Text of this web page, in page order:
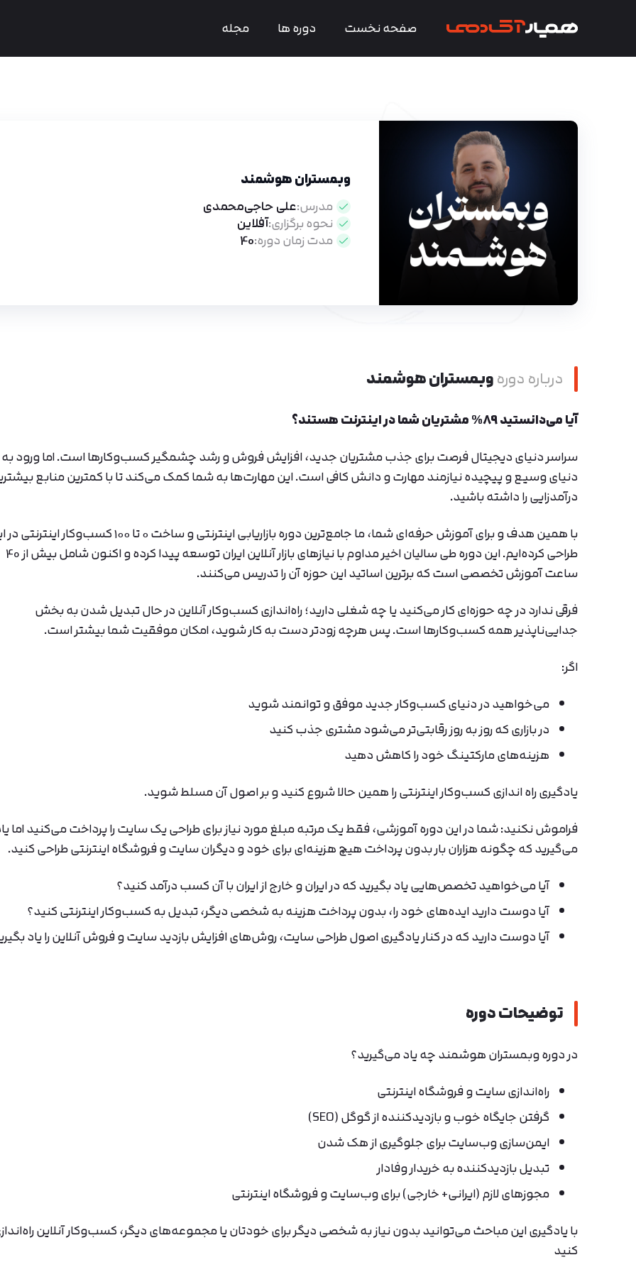
صفحه نخست دوره ها مجله
وبمستران هوشمند
مدرس:علی حاجی‌محمدی
نحوه برگزاری:آفلاین
مدت زمان دوره:40
درباره دورهوبمستران هوشمند
آیا می‌دانستید 89% مشتریان شما در اینترنت هستند؟
سراسر دنیای دیجیتال فرصت برای جذب مشتریان جدید، افزایش فروش و رشد چشمگیر کسب‌وکارها است. اما ورود به
دنیای وسیع و پیچیده نیازمند مهارت و دانش کافی است. این مهارت‌ها به شما کمک می‌کند تا با کمترین منابع
درآمدزایی را داشته باشید.
با همین هدف و برای آموزش حرفه‌ای شما، ما جامع‌ترین دوره بازاریابی اینترنتی و ساخت ۰ تا ۱۰۰
طراحی کرده‌ایم. این دوره طی سالیان اخیر مداوم با نیازهای بازار آنلاین ایران توسعه پیدا کرده و اکنون شامل بیش از 40
ساعت آموزش تخصصی است که برترین اساتید این حوزه آن را تدریس می‌‌کنند.
فرقی ندارد در چه حوزه‌ای کار می‌کنید یا چه شغلی دارید؛ راه‌اندازی کسب‌وکار آنلاین در حال تبدیل شدن به بخش
جدایی‌ناپذیر همه کسب‌وکارها است. پس هرچه زودتر دست به کار شوید، امکان موفقیت شما بیشتر است.
اگر:
می‌خواهید در دنیای کسب‌وکار جدید موفق و توانمند شوید
در بازاری که روز به روز رقابتی‌تر می‌شود مشتری جذب کنید
هزینه‌های مارکتینگ خود را کاهش دهید
یادگیری راه اندازی کسب‌وکار اینترنتی را همین حالا شروع کنید و بر اصول آن مسلط شوید.
فراموش نکنید: شما در این دوره آموزشی، فقط یک مرتبه مبلغ مورد نیاز برای طراحی یک سایت را پرداخت می‌کنید اما
می‌گیرید که چگونه هزاران بار بدون پرداخت هیچ هزینه‌ای برای خود و دیگران سایت و فروشگاه اینترنتی طراحی کنید.
آیا می‌خواهید تخصص‌هایی یاد بگیرید که در ایران و خارج از ایران با آن کسب ‌درآمد کنید؟
آیا دوست دارید ایده‌های خود را، بدون پرداخت هزینه به شخصی دیگر، تبدیل به کسب‌وکار اینترنتی کنید؟
آیا دوست دارید که در کنار یادگیری اصول طراحی سایت، روش‌های افزایش بازدید سایت و فروش آنلاین را یاد
توضیحات دوره
در دوره وبمستران هوشمند چه یاد می‌گیرید؟
راه‌اندازی سایت و فروشگاه اینترنتی
گرفتن جایگاه خوب و بازدیدکننده از گوگل (SEO)
ایمن‌سازی وب‌سایت برای جلوگیری از هک شدن
تبدیل بازدیدکننده به خریدار وفادار
مجوزهای لازم (ایرانی+ خارجی) برای وب‌سایت و فروشگاه اینترنتی
با یادگیری این مباحث می‌توانید بدون نیاز به شخصی دیگر برای خودتان یا مجموعه‌های دیگر، کسب‌وکار آنلاین
کنید